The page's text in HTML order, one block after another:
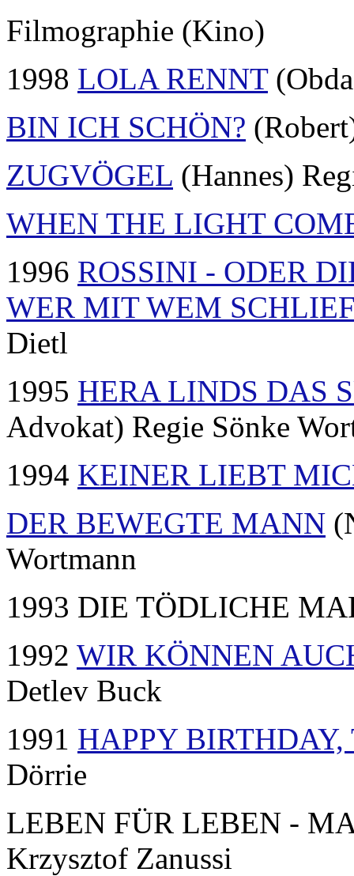
Filmographie (Kino)
1998 LOLA RENNT
BIN ICH SCHÖN?
ZUGVÖGEL (Hannes)
WHEN THE LIGHT
1996 ROSSINI - ODER
WER MIT WEM
Dietl
1995 HERA LINDS DAS
Advokat) Regie Sönke
1994 KEINER LIEBT
DER BEWEGTE MANN
Wortmann
1993 DIE TÖDLICHE
1992 WIR KÖNNEN
Detlev Buck
1991 HAPPY
Dörrie
LEBEN FÜR LEBEN -
Krzysztof Zanussi